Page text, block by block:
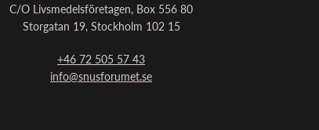
C/O Livsmedelsföretagen, Box 556 80
Storgatan 19, Stockholm 102 15
+46 72 505 57 43
info@snusforumet.se